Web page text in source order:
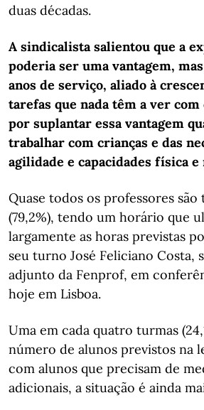
duas décadas.
A sindicalista salientou que a
poderia ser uma vantagem,
anos de serviço, aliado à
tarefas que nada têm a ver com
por suplantar essa vantagem
trabalhar com crianças e das
agilidade e capacidades física e
Quase todos os professores
(79,2%), tendo um horário que
largamente as horas previstas
seu turno José Feliciano Costa,
adjunto da Fenprof, em
hoje em Lisboa.
Uma em cada quatro turmas
número de alunos previstos na
com alunos que precisam de
adicionais, a situação é ainda